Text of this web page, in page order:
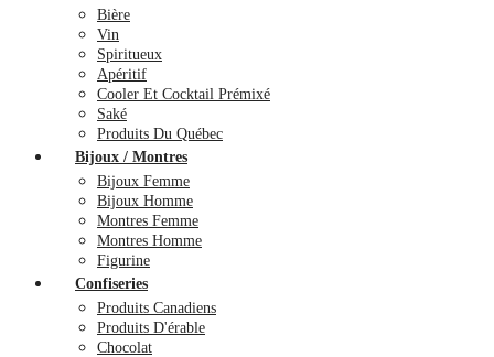
Bière
Vin
Spiritueux
Apéritif
Cooler Et Cocktail Prémixé
Saké
Produits Du Québec
Bijoux / Montres
Bijoux Femme
Bijoux Homme
Montres Femme
Montres Homme
Figurine
Confiseries
Produits Canadiens
Produits D'érable
Chocolat